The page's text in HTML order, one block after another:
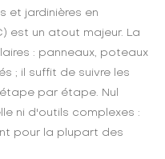
et jardinières en
est un atout majeur. La
: panneaux, poteaux
; il suffit de suivre les
par étape. Nul
ni d'outils complexes :
pour la plupart des